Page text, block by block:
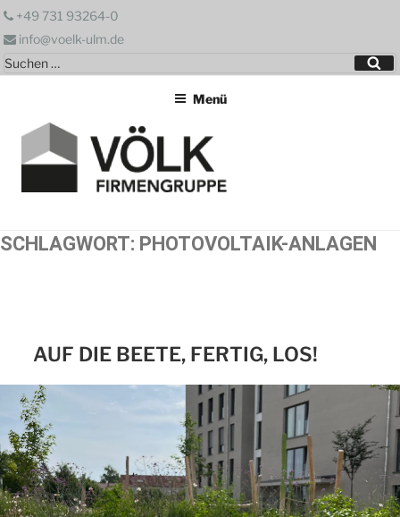
Zum
springen
+49 731 93264-0
info@voelk-ulm.de
Suchen
nach:
Menü
SCHLAGWORT: PHOTOVOLTAIK-ANLAGEN
AUF DIE BEETE, FERTIG, LOS!